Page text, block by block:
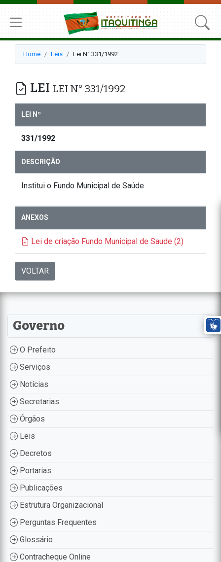
Home Leis Lei N° 331/1992
LEI LEI N° 331/1992
LEI Nº
331/1992
DESCRIÇÃO
Institui o Fundo Municipal de Saúde
ANEXOS
Lei de criação Fundo Municipal de Saude (2)
VOLTAR
Governo
O Prefeito
Serviços
Notícias
Secretarias
Órgãos
Leis
Decretos
Portarias
Publicações
Estrutura Organizacional
Perguntas Frequentes
Glossário
Contracheque Online